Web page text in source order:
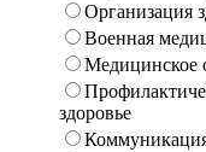
Организация
Военная
Медицинское
здоровье